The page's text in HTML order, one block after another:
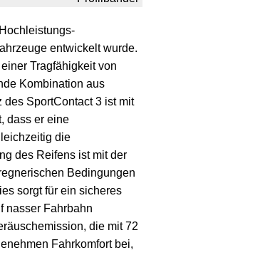
entwickelt wurde.
Tragfähigkeit von
Kombination aus
SportContact 3 ist mit
dass er eine
die
des Reifens ist mit der
Bedingungen
sorgt für ein sicheres
nasser Fahrbahn
die mit 72
Fahrkomfort bei,